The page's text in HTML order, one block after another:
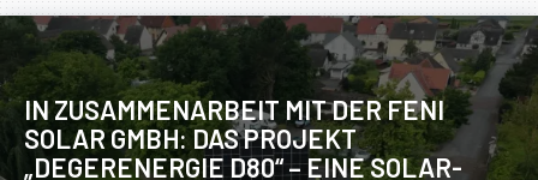
IN ZUSAMMENARBEIT MIT DER FENI
SOLAR GMBH: DAS PROJEKT
„DEGERENERGIE D80“ – EINE SOLAR-